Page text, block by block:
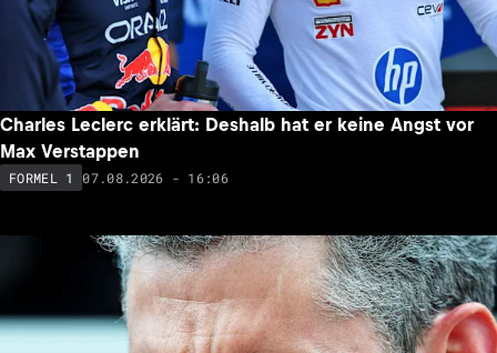
Charles Leclerc erklärt: Deshalb hat er keine Angst vor
Max Verstappen
FORMEL 1 07.08.2026 - 16:06